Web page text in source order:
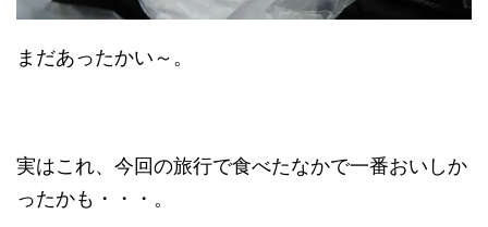
まだあったかい～。
実はこれ、今回の旅行で食べたなかで一番おいしか
ったかも・・・。